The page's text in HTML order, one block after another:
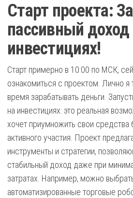
Старт проекта:
пассивный доход
инвестициях!
Старт примерно в 10:00 по МСК,
ознакомиться с проектом. Лично я
время зарабатывать деньги.
на инвестициях: это реальная
хочет приумножить свои средства
активного участия. Проект
инструменты и стратегии,
стабильный доход даже при
затратах. Например, можно
автоматизированные торговые